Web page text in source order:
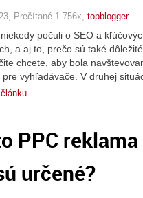
Prečítané 1 756x, topblogger
počuli o SEO a
a aj to, prečo sú také
chcete, aby bola
pre vyhľadávače. V druhej
PPC
určené?